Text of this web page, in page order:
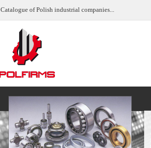
Catalogue of Polish industrial companies...